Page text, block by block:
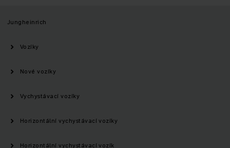
Jungheinrich
Vozíky
Nové vozíky
Vychystávací vozíky
Horizontální vychystávací vozíky
Horizontální vychystávací vozík